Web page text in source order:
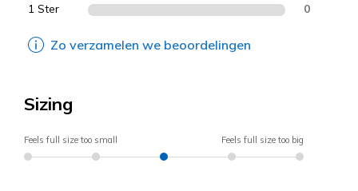
1 Ster 0
Zo verzamelen we beoordelingen
Sizing
Feels full size too small Feels full size too big